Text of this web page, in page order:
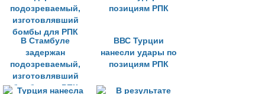
В Стамбуле
задержан
подозреваемый,
изготовлявший
бомбы для РПК
ВВС Турции
нанесли удары по
позициям РПК